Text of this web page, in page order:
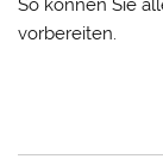
So können Sie
vorbereiten.